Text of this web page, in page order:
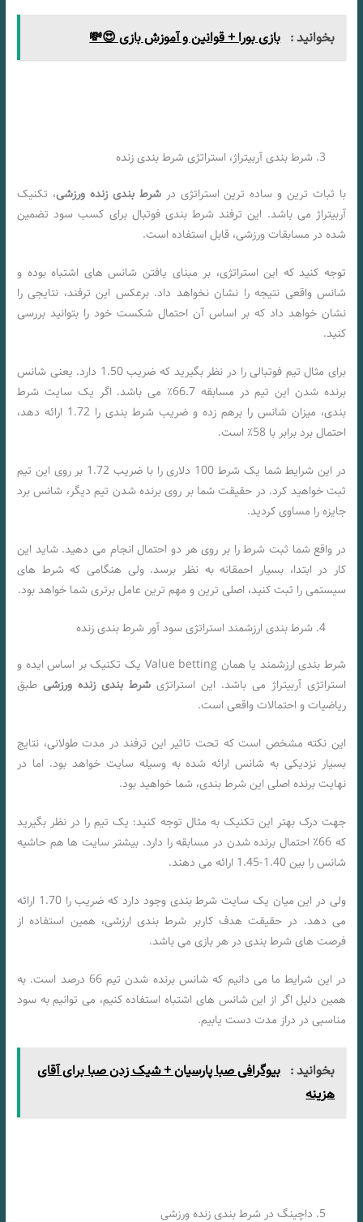
بخوانید : بازی بورا + قوانین و آموزش بازی 😍💸
شرط بندی آربیتراژ، استراتژی شرط بندی زنده
با ثبات ترین و ساده ترین استراتژی درشرط بندی زنده ورزشی، تکنیک
آربیتراژ می باشد. این ترفند شرط بندی فوتبال برای کسب سود تضمین
شده در مسابقات ورزشی، قابل استفاده است.
توجه کنید که این استراتژی، بر مبنای یافتن شانس ‌های اشتباه بوده و
شانس واقعی نتیجه را نشان نخواهد داد. برعکس این ترفند، نتایجی را
نشان خواهد داد که بر اساس آن احتمال شکست خود را بتوانید بررسی
کنید.
برای مثال تیم فوتبالی را در نظر بگیرید که ضریب 1.50 دارد. یعنی شانس
برنده شدن این تیم در مسابقه 66.7٪ می باشد. اگر یک سایت شرط
بندی، میزان شانس را برهم زده و ضریب شرط بندی را 1.72 ارائه دهد،
احتمال برد برابر با 58٪ است.
در این شرایط شما یک شرط 100 دلاری را با ضریب 1.72 بر روی این تیم
ثبت خواهید کرد. در حقیقت شما بر روی برنده شدن تیم دیگر، شانس برد
جایزه را مساوی کردید.
در واقع شما ثبت شرط را بر روی هر دو احتمال انجام می دهید. شاید این
کار در ابتدا، بسیار احمقانه به نظر برسد. ولی هنگامی که شرط های
سیستمی را ثبت کنید، اصلی ترین و مهم ترین عامل برتری شما خواهد بود.
شرط بندی ارزشمند استراتژی سود آور شرط بندی زنده
شرط بندی ارزشمند یا همان Value betting یک تکنیک بر اساس ایده و
استراتژی آربیتراژ می باشد. این استراتژی شرط بندی زنده ورزشیطبق
ریاضیات و احتمالات واقعی است.
این نکته مشخص است که تحت تاثیر این ترفند در مدت طولانی، نتایج
بسیار نزدیکی به شانس ارائه شده به وسیله سایت خواهد بود. اما در
نهایت برنده اصلی این شرط بندی، شما خواهید بود.
جهت درک بهتر این تکنیک به مثال توجه کنید: یک تیم را در نظر بگیرید
که 66٪ احتمال برنده شدن در مسابقه را دارد. بیشتر سایت ها هم حاشیه
شانس را بین 1.40-1.45 ارائه می دهند.
ولی در این میان یک سایت شرط بندی وجود دارد که ضریب را 1.70 ارائه
می دهد. در حقیقت هدف کاربر شرط بندی ارزشی، همین استفاده از
فرصت ‌های شرط‌ بندی در هر بازی می باشد.
در این شرایط ما می دانیم که شانس برنده شدن تیم 66 درصد است. به
همین دلیل اگر از این شانس های اشتباه استفاده کنیم، می توانیم به سود
مناسبی در دراز مدت دست یابیم.
بخوانید : بیوگرافی صبا پارسیان + شیک زدن صبا برای آقای
هزینه
داچینگ در شرط بندی زنده ورزشی